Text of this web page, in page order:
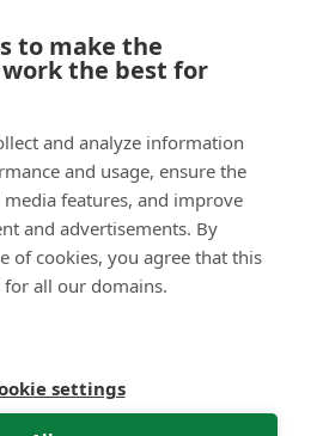
Kontakt
výsledku můžete
jedním regulárním výrazem
<h1>ABC</h1> Na webu
se jednou nachází v první
parsovat h1 do dvou
regulárním výrazem a uložit
zápis:
<h1(?: class="page-
to make the
the best for
and analyze information
and usage, ensure the
features, and improve
and advertisements. By
of cookies, you agree that this
all our domains.
settings